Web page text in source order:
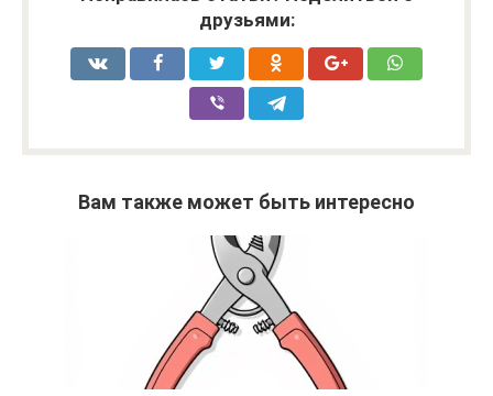
друзьями:
Вам также может быть интересно